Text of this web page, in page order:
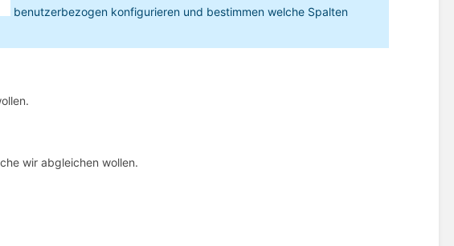
benutzerbezogen konfigurieren und bestimmen welche Spalten
wir abgleichen wollen.